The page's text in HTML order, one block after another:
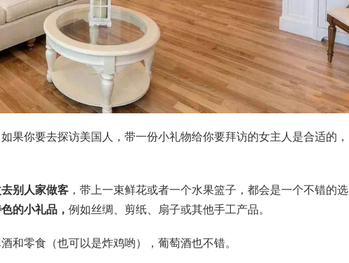
如果你要去探访美国人，带一份小礼物给你要拜访的女主人是合适的，
别人家做客 ，带上一束鲜花或者一个水果篮子，都会是一个不错的选
的小礼品， 例如丝绸、剪纸、扇子或其他手工产品。
和零食（也可以是炸鸡哟），葡萄酒也不错。